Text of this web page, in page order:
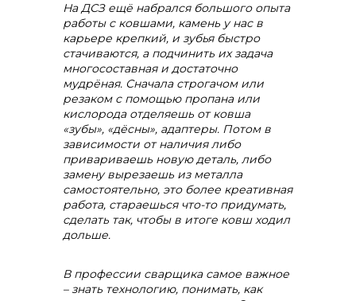
На ДСЗ ещё набрался большого опыта
работы с ковшами, камень у нас в
карьере крепкий, и зубья быстро
стачиваются, а подчинить их задача
многосоставная и достаточно
мудрёная. Сначала строгачом или
резаком с помощью пропана или
кислорода отделяешь от ковша
«зубы», «дёсны», адаптеры. Потом в
зависимости от наличия либо
привариваешь новую деталь, либо
замену вырезаешь из металла
самостоятельно, это более креативная
работа, стараешься что-то придумать,
сделать так, чтобы в итоге ковш ходил
дольше.
В профессии сварщика самое важное
– знать технологию, понимать, как